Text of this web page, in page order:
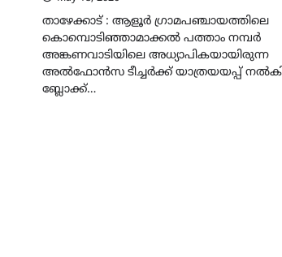
താഴേക്കാട് : ആളൂർ ഗ്രാമപഞ്ചായത്തിലെ
കൊമ്പൊടിഞ്ഞാമാക്കൽ പത്താം നമ്പർ
അങ്കണവാടിയിലെ അധ്യാപികയായിരുന്ന
അൽഫോൻസ ടീച്ചർക്ക് യാത്രയയപ്പ്
ബ്ലോക്ക്…